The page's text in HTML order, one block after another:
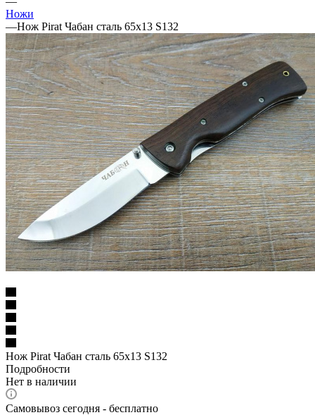
Ножи
—Нож Pirat Чабан сталь 65х13 S132
Нож Pirat Чабан сталь 65х13 S132
Подробности
Нет в наличии
Самовывоз сегодня - бесплатно